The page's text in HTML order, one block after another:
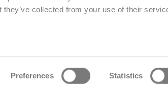
they’ve collected from your use of their
Preferences Statistics
μαζί μας Κοινωνική
Εργαστείτε
- P.I. IT02090610243